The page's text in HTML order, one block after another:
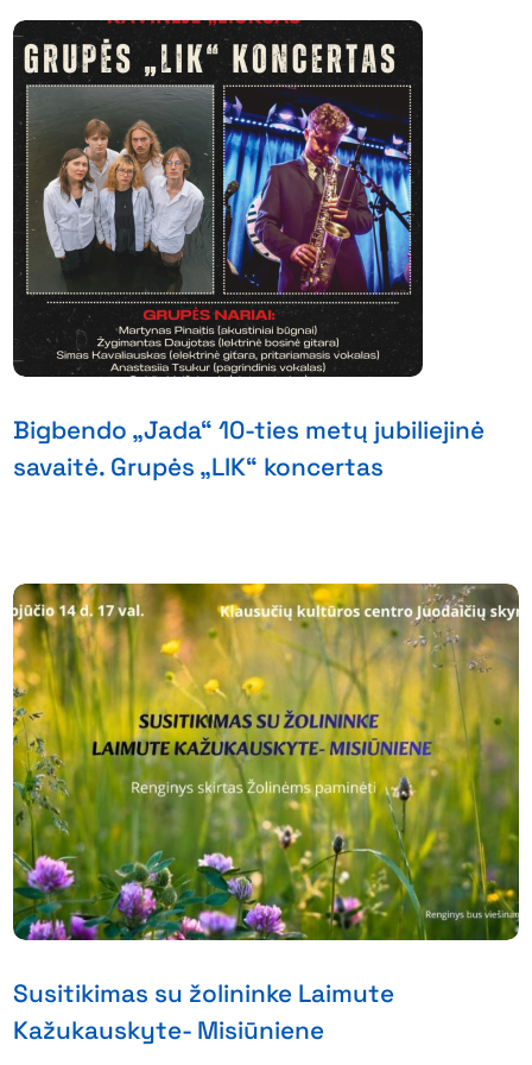
Bigbendo „Jada“ 10-ties metų jubiliejinė
savaitė. Grupės „LIK“ koncertas
Susitikimas su žolininke Laimute
Kažukauskyte- Misiūniene